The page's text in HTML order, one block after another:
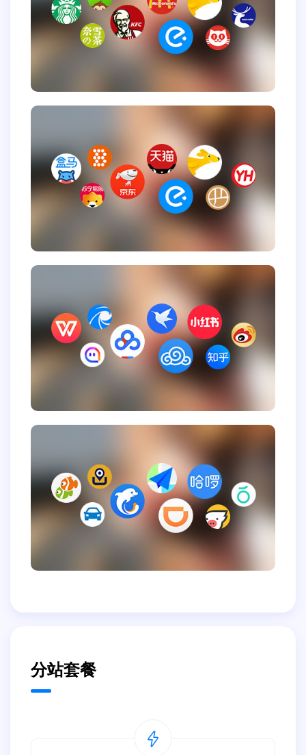
分站套餐